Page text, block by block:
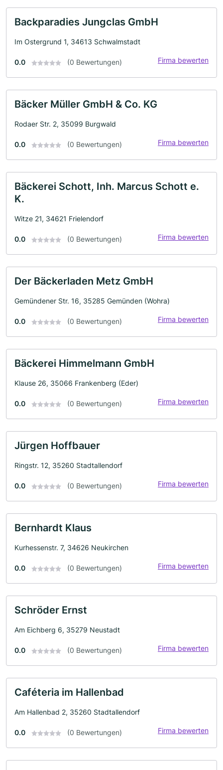
Backparadies Jungclas GmbH
Im Ostergrund 1, 34613 Schwalmstadt
0.0 (0 Bewertungen) Firma bewerten
Bäcker Müller GmbH & Co. KG
Rodaer Str. 2, 35099 Burgwald
0.0 (0 Bewertungen) Firma bewerten
Bäckerei Schott, Inh. Marcus Schott e.
K.
Witze 21, 34621 Frielendorf
0.0 (0 Bewertungen) Firma bewerten
Der Bäckerladen Metz GmbH
Gemündener Str. 16, 35285 Gemünden (Wohra)
0.0 (0 Bewertungen) Firma bewerten
Bäckerei Himmelmann GmbH
Klause 26, 35066 Frankenberg (Eder)
0.0 (0 Bewertungen) Firma bewerten
Jürgen Hoffbauer
Ringstr. 12, 35260 Stadtallendorf
0.0 (0 Bewertungen) Firma bewerten
Bernhardt Klaus
Kurhessenstr. 7, 34626 Neukirchen
0.0 (0 Bewertungen) Firma bewerten
Schröder Ernst
Am Eichberg 6, 35279 Neustadt
0.0 (0 Bewertungen) Firma bewerten
Caféteria im Hallenbad
Am Hallenbad 2, 35260 Stadtallendorf
0.0 (0 Bewertungen) Firma bewerten